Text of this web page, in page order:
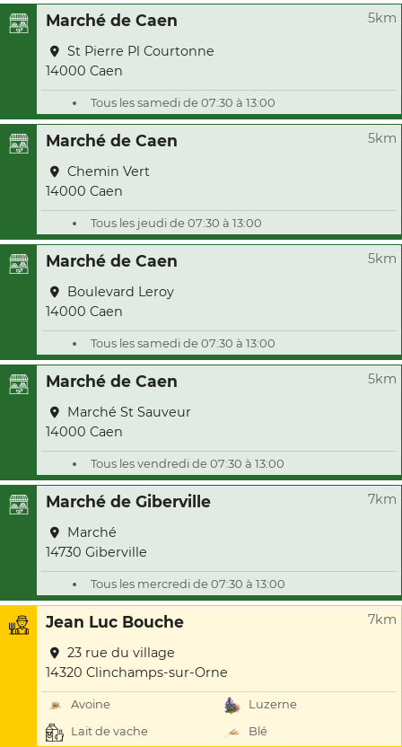
Marché de Caen 5km
St Pierre Pl Courtonne
14000 Caen
Tous les samedi de 07:30 à 13:00
Marché de Caen 5km
Chemin Vert
14000 Caen
Tous les jeudi de 07:30 à 13:00
Marché de Caen 5km
Boulevard Leroy
14000 Caen
Tous les samedi de 07:30 à 13:00
Marché de Caen 5km
Marché St Sauveur
14000 Caen
Tous les vendredi de 07:30 à 13:00
Marché de Giberville 7km
Marché
14730 Giberville
Tous les mercredi de 07:30 à 13:00
Jean Luc Bouche 7km
23 rue du village
14320 Clinchamps-sur-Orne
Avoine
Luzerne
Lait de vache
Blé